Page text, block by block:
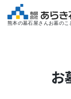
熊本の墓石屋さんお墓のこ
お